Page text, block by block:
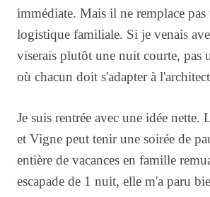
immédiate. Mais il ne remplace pas
logistique familiale. Si je venais
viserais plutôt une nuit courte, pas
où chacun doit s'adapter à
Je suis rentrée avec une idée nette.
et Vigne peut tenir une soirée de
entière de vacances en famille
escapade de 1 nuit, elle m'a paru